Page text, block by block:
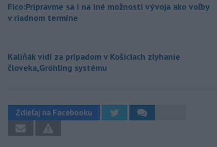
Fico:Pripravme sa i na iné možnosti vývoja ako voľby
v riadnom termíne
Kaliňák vidí za prípadom v Košiciach zlyhanie
človeka,Gröhling systému
Zdieľaj na Facebooku